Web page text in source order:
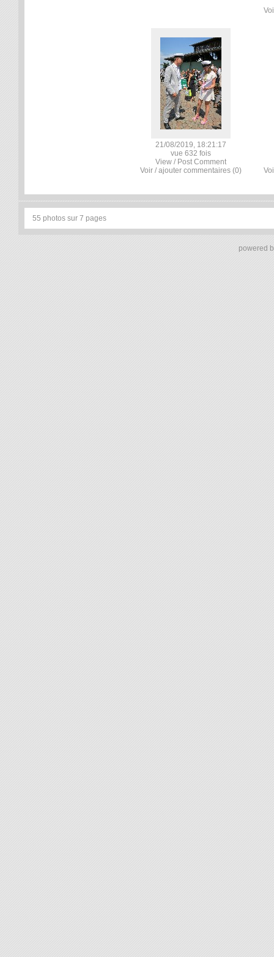
21/08/2019, 18:21:17
vue 632 fois
View / Post Comment
Voir / ajouter commentaires (0)
55 photos sur 7 pages
powered